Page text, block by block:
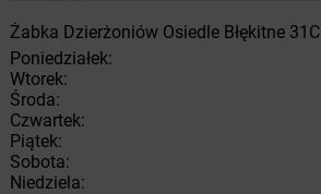
Żabka Dzierżoniów Osiedle Błękitne 31C
Poniedziałek:
Wtorek:
Środa:
Czwartek:
Piątek:
Sobota:
Niedziela: